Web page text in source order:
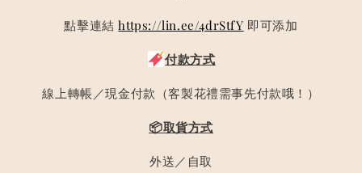
點擊連結https://lin.ee/4drStfY 即可添加
付款方式
線上轉帳／現金付款（客製花禮需事先付款哦！）
📦取貨方式
外送／自取